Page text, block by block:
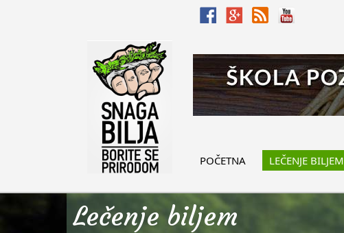
POČETNA LEČENJE BILJEM
Lečenje biljem